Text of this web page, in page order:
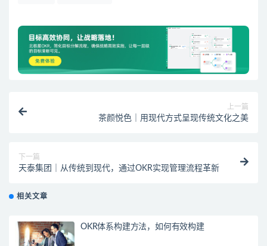
上一篇
茶颜悦色｜用现代方式呈现传统文化之美
下一篇
天泰集团｜从传统到现代，通过OKR实现管理流程革新
相关文章
OKR体系构建方法，如何有效构建